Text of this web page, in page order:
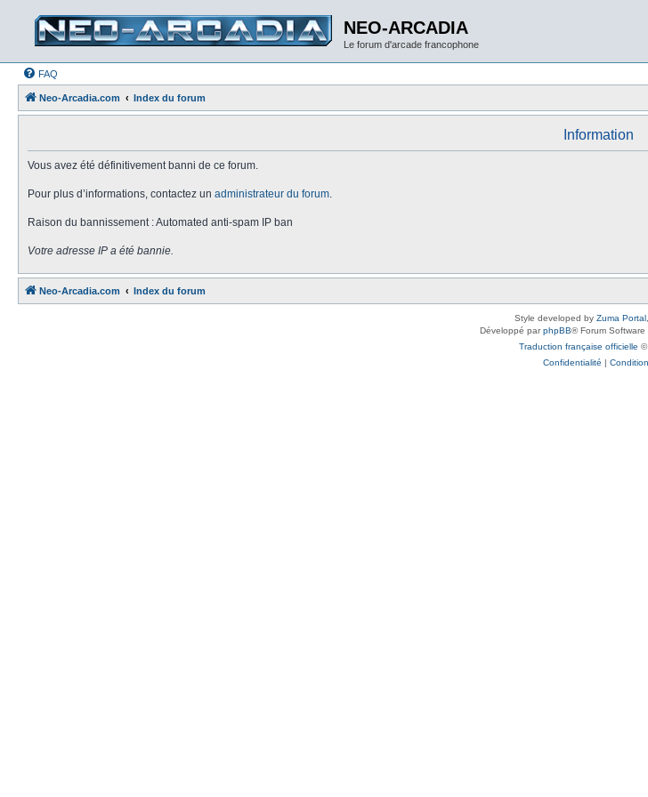
NEO-ARCADIA
Le forum d'arcade francophone
FAQ
Neo-Arcadia.com Index du forum
Information
Vous avez été définitivement banni de ce forum.
Pour plus d’informations, contactez un administrateur du forum.
Raison du bannissement : Automated anti-spam IP ban
Votre adresse IP a été bannie.
Neo-Arcadia.com Index du forum
Style developed by Zuma Portal
Développé parphpBB® Forum
Traduction française officielle ©
Confidentialité |